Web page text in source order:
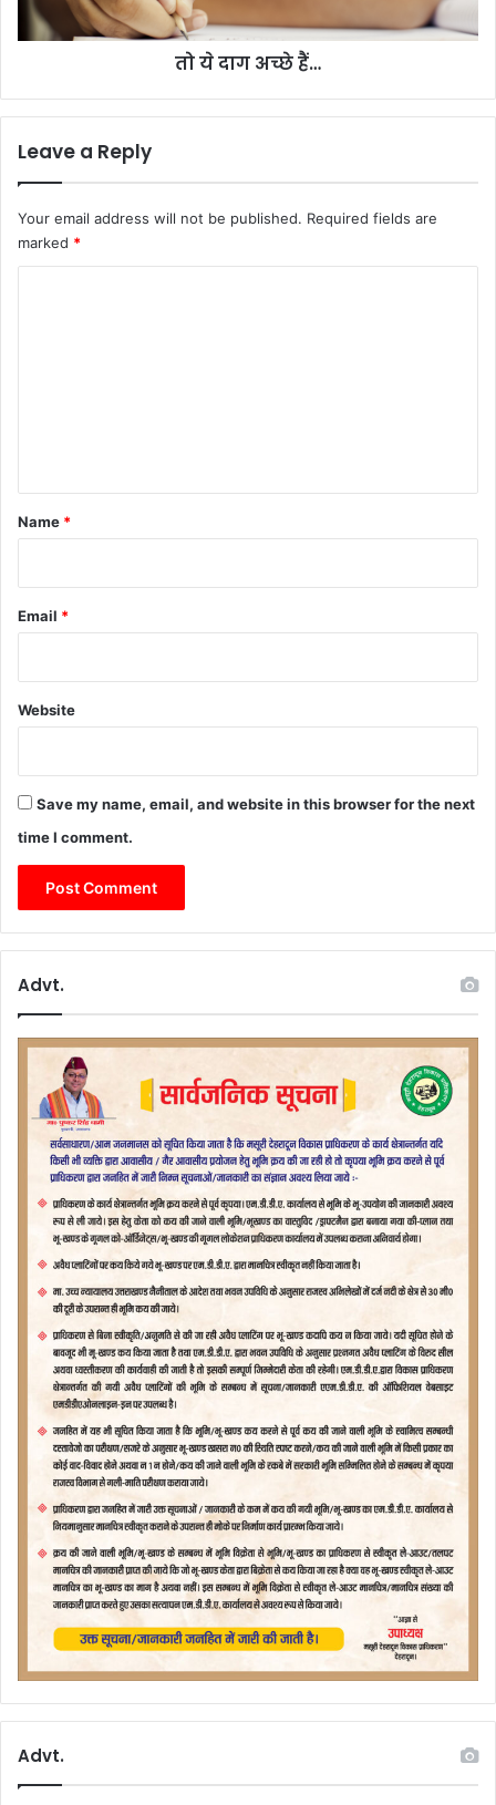
तो ये दाग अच्छे हैं…
Leave a Reply
Your email address will not be published. Required fields are
marked *
*
Name *
Email *
Website
Save my name, email, and website in this browser for the next
time I comment.
Advt.
Advt.